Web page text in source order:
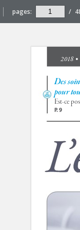
pages: /